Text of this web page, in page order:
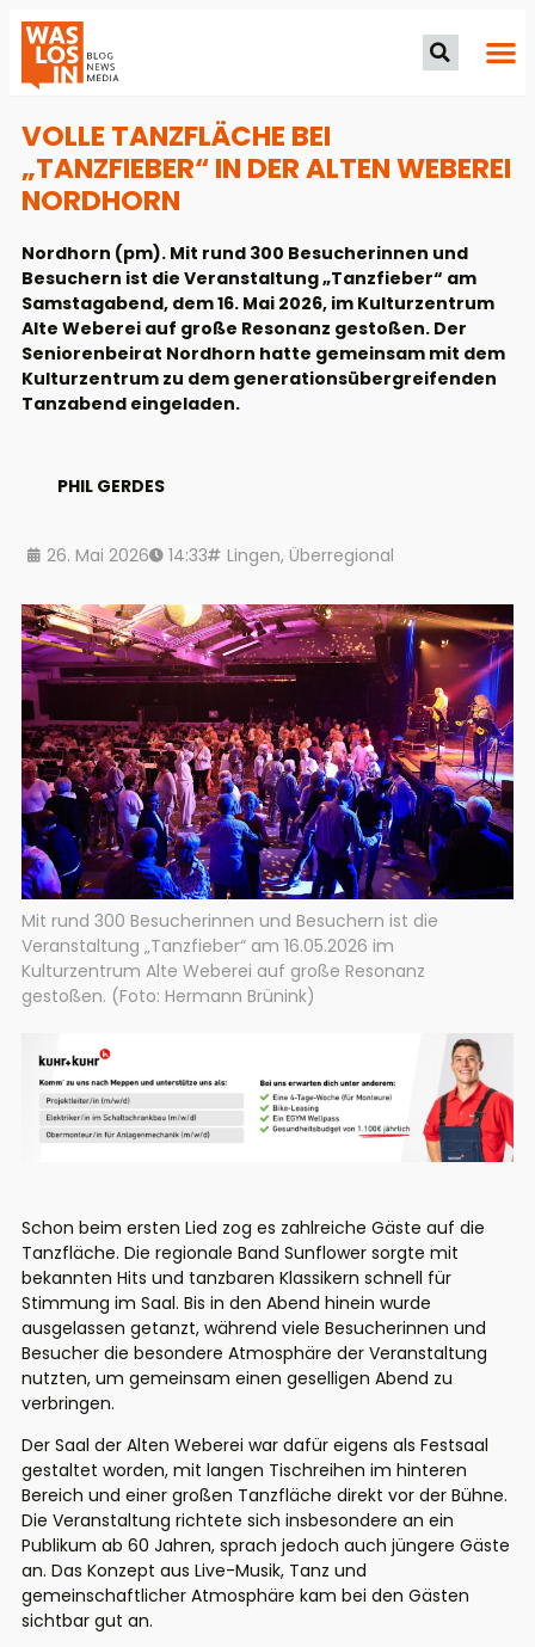
VOLLE TANZFLÄCHE BEI
„TANZFIEBER“ IN DER ALTEN WEBEREI
NORDHORN
Nordhorn (pm). Mit rund 300 Besucherinnen und
Besuchern ist die Veranstaltung „Tanzfieber“ am
Samstagabend, dem 16. Mai 2026, im Kulturzentrum
Alte Weberei auf große Resonanz gestoßen. Der
Seniorenbeirat Nordhorn hatte gemeinsam mit dem
Kulturzentrum zu dem generationsübergreifenden
Tanzabend eingeladen.
PHIL GERDES
26. Mai 2026 14:33 Lingen, Überregional
Mit rund 300 Besucherinnen und Besuchern ist die
Veranstaltung „Tanzfieber“ am 16.05.2026 im
Kulturzentrum Alte Weberei auf große Resonanz
gestoßen. (Foto: Hermann Brünink)
Schon beim ersten Lied zog es zahlreiche Gäste auf die
Tanzfläche. Die regionale Band Sunflower sorgte mit
bekannten Hits und tanzbaren Klassikern schnell für
Stimmung im Saal. Bis in den Abend hinein wurde
ausgelassen getanzt, während viele Besucherinnen und
Besucher die besondere Atmosphäre der Veranstaltung
nutzten, um gemeinsam einen geselligen Abend zu
verbringen.
Der Saal der Alten Weberei war dafür eigens als Festsaal
gestaltet worden, mit langen Tischreihen im hinteren
Bereich und einer großen Tanzfläche direkt vor der Bühne.
Die Veranstaltung richtete sich insbesondere an ein
Publikum ab 60 Jahren, sprach jedoch auch jüngere Gäste
an. Das Konzept aus Live-Musik, Tanz und
gemeinschaftlicher Atmosphäre kam bei den Gästen
sichtbar gut an.